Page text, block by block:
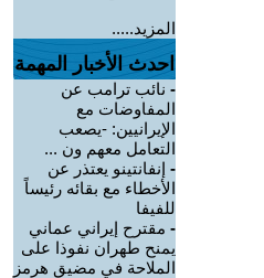
المزيد.....
احدث الأخبار المهمة
- نائب ترامب عن
المفاوضات مع
الإيرانيين: -يصعب
التعامل معهم ون ...
- إنفانتينو يعتذر عن
الأخطاء مع بقائه رئيساً
للفيفا
- مقترح إيراني عماني
يمنح طهران نفوذا على
الملاحة في مضيق هرمز